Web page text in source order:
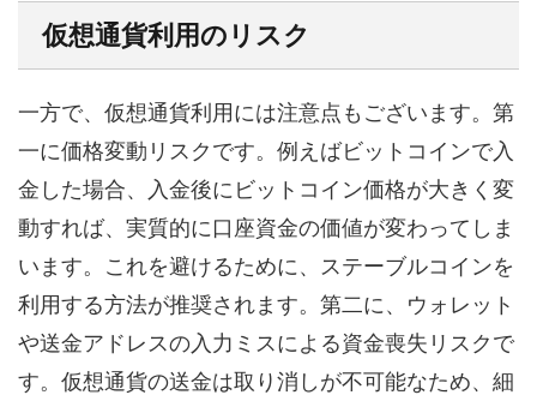
仮想通貨利用のリスク
一方で、仮想通貨利用には注意点もございます。第
一に価格変動リスクです。例えばビットコインで入
金した場合、入金後にビットコイン価格が大きく変
動すれば、実質的に口座資金の価値が変わってしま
います。これを避けるために、ステーブルコインを
利用する方法が推奨されます。第二に、ウォレット
や送金アドレスの入力ミスによる資金喪失リスクで
す。仮想通貨の送金は取り消しが不可能なため、細